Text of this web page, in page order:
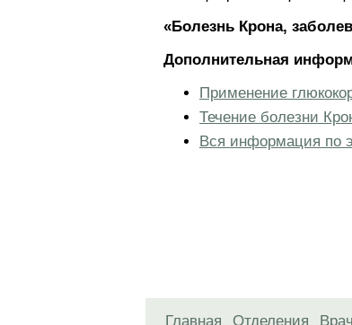
«Болезнь Крона,
Дополнительная
Применение
Течение болезни
Вся информация по
Главная Отделения